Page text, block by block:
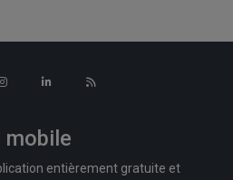
mobile
entièrement gratuite et